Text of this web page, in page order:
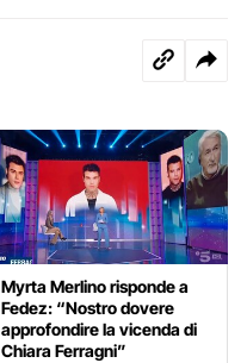
Myrta Merlino risponde a
Fedez: “Nostro dovere
approfondire la vicenda di
Chiara Ferragni”